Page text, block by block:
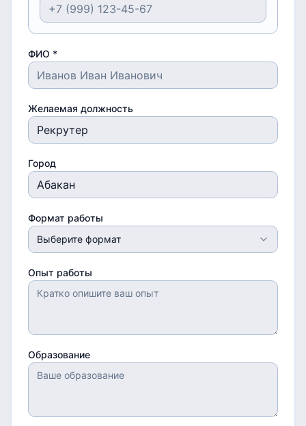
ФИО *
Желаемая должность
Город
Формат работы
Выберите формат
Опыт работы
Образование